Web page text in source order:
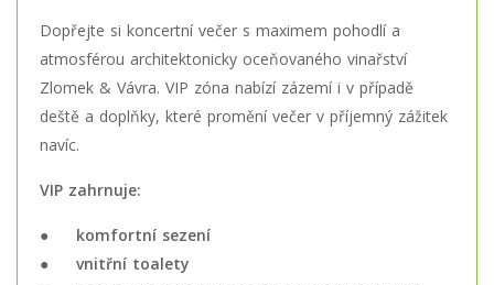
Dopřejte si koncertní večer s maximem pohodlí a
atmosférou architektonicky oceňovaného vinařství
Zlomek & Vávra. VIP zóna nabízí zázemí i v případě
deště a doplňky, které promění večer v příjemný zážitek
navíc.
VIP zahrnuje:
● komfortní sezení
● vnitřní toalety